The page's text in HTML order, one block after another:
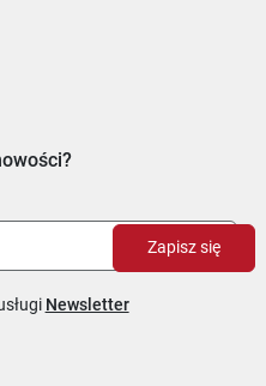
Newsletter
Zapisz się